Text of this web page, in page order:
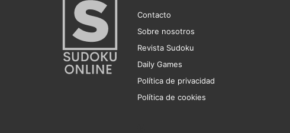
Contacto
Sobre nosotros
Revista Sudoku
Daily Games
Política de privacidad
Política de cookies